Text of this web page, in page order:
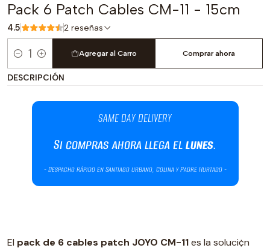
Pack 6 Patch Cables CM-11 - 15cm
4.5 2 reseñas
Cantidad
Agregar al Carro Comprar ahora
DESCRIPCIÓN
El pack de 6 cables patch JOYO CM-11es la soluci¢n